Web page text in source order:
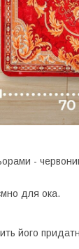
-
для ока.
його